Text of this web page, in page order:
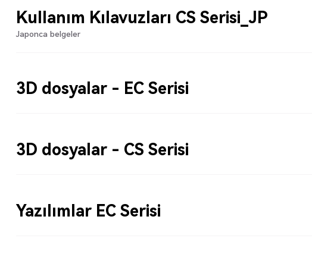
Kullanım Kılavuzları CS Serisi_JP
Japonca belgeler
3D dosyalar - EC Serisi
3D dosyalar - CS Serisi
Yazılımlar EC Serisi